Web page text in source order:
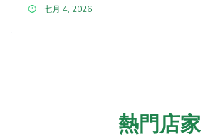
七月 4, 2026
熱門店家